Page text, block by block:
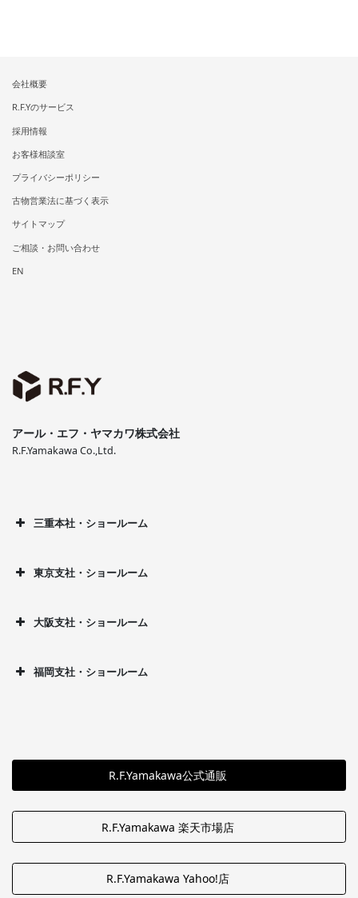
会社概要
R.F.Yのサービス
採用情報
お客様相談室
プライバシーポリシー
古物営業法に基づく表示
サイトマップ
ご相談・お問い合わせ
EN
アール・エフ・ヤマカワ株式会社
R.F.Yamakawa Co.,Ltd.
三重本社・ショールーム
東京支社・ショールーム
大阪支社・ショールーム
福岡支社・ショールーム
R.F.Yamakawa公式通販
R.F.Yamakawa 楽天市場店
R.F.Yamakawa Yahoo!店